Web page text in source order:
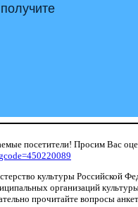
посетители! Просим Вас
культуры Российской
организаций
прочитайте вопросы